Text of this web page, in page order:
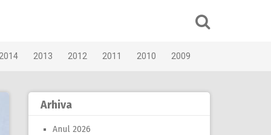
2013 2012 2011 2010 2009
Arhiva
Anul 2026